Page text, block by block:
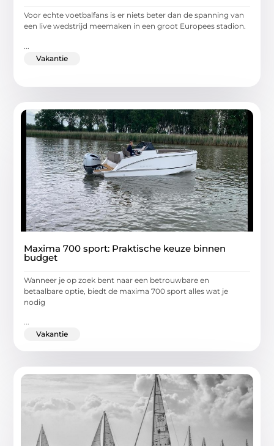
Voor echte voetbalfans is er niets beter dan de spanning van
een live wedstrijd meemaken in een groot Europees stadion.
Vakantie
Maxima 700 sport: Praktische keuze binnen
budget
Wanneer je op zoek bent naar een betrouwbare en
betaalbare optie, biedt de maxima 700 sport alles wat je
nodig
...
Vakantie